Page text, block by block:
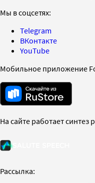
Мы в соцсетях:
Telegram
ВКонтакте
YouTube
Мобильное приложение
На сайте работает синтез
Рассылка: